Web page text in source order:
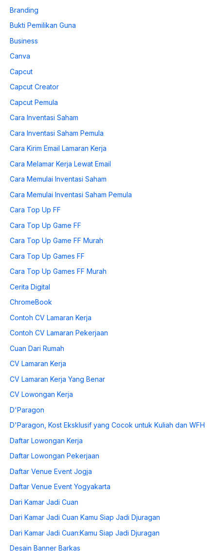
Branding
Bukti Pemilikan Guna
Business
Canva
Capcut
Capcut Creator
Capcut Pemula
Cara Inventasi Saham
Cara Inventasi Saham Pemula
Cara Kirim Email Lamaran Kerja
Cara Melamar Kerja Lewat Email
Cara Memulai Inventasi Saham
Cara Memulai Inventasi Saham Pemula
Cara Top Up FF
Cara Top Up Game FF
Cara Top Up Game FF Murah
Cara Top Up Games FF
Cara Top Up Games FF Murah
Cerita Digital
ChromeBook
Contoh CV Lamaran Kerja
Contoh CV Lamaran Pekerjaan
Cuan Dari Rumah
CV Lamaran Kerja
CV Lamaran Kerja Yang Benar
CV Lowongan Kerja
D'Paragon
D'Paragon, Kost Eksklusif yang Cocok untuk Kuliah dan WFH
Daftar Lowongan Kerja
Daftar Lowongan Pekerjaan
Daftar Venue Event Jogja
Daftar Venue Event Yogyakarta
Dari Kamar Jadi Cuan
Dari Kamar Jadi Cuan Kamu Siap Jadi Djuragan
Dari Kamar Jadi Cuan:Kamu Siap Jadi Djuragan
Desain Banner Barkas